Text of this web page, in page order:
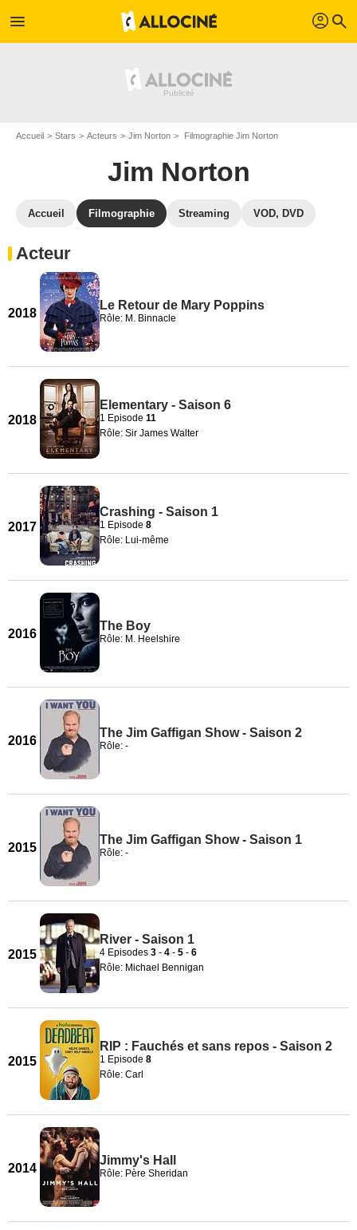
menu profil search
Accueil Stars Acteurs Jim Norton Filmographie Jim Norton
Jim Norton
Accueil Filmographie Streaming VOD, DVD
Acteur
2018
Le Retour de Mary Poppins
Rôle: M. Binnacle
2018
Elementary - Saison 6
1 Episode 11
Rôle: Sir James Walter
2017
Crashing - Saison 1
1 Episode 8
Rôle: Lui-même
2016
The Boy
Rôle: M. Heelshire
2016
The Jim Gaffigan Show - Saison 2
Rôle: -
2015
The Jim Gaffigan Show - Saison 1
Rôle: -
2015
River - Saison 1
4 Episodes 3 - 4 - 5 - 6
Rôle: Michael Bennigan
2015
RIP : Fauchés et sans repos - Saison 2
1 Episode 8
Rôle: Carl
2014
Jimmy's Hall
Rôle: Père Sheridan